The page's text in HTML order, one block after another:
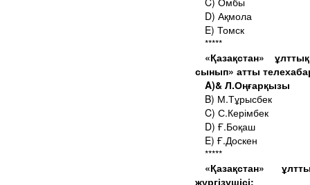
D) Ақмола
E) Томск
*****
«Қазақстан»
сынып» атты
A)& Л.Оңғарқызы
B) М.Тұрысбек
C) С.Керімбек
D) Ғ.Боқаш
E) Ғ.Доскен
*****
«Қазақстан»
жүргізушісі: